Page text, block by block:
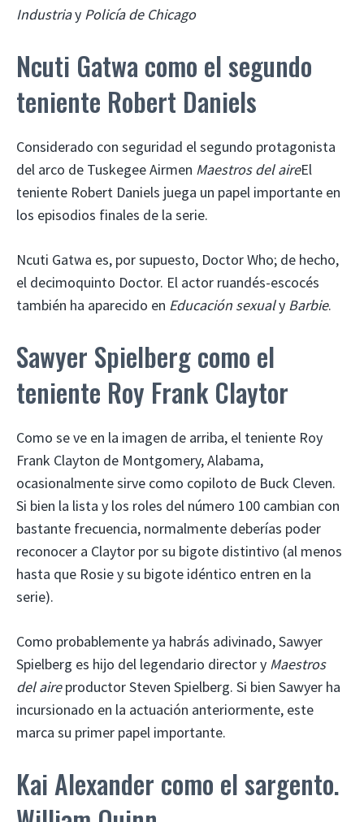
Industriay Policía de Chicago
Ncuti Gatwa como el segundo
teniente Robert Daniels
Considerado con seguridad el segundo protagonista
del arco de Tuskegee Airmen Maestros del aireEl
teniente Robert Daniels juega un papel importante en
los episodios finales de la serie.
Ncuti Gatwa es, por supuesto, Doctor Who; de hecho,
el decimoquinto Doctor. El actor ruandés-escocés
también ha aparecido en Educación sexualy Barbie.
Sawyer Spielberg como el
teniente Roy Frank Claytor
Como se ve en la imagen de arriba, el teniente Roy
Frank Clayton de Montgomery, Alabama,
ocasionalmente sirve como copiloto de Buck Cleven.
Si bien la lista y los roles del número 100 cambian con
bastante frecuencia, normalmente deberías poder
reconocer a Claytor por su bigote distintivo (al menos
hasta que Rosie y su bigote idéntico entren en la
serie).
Como probablemente ya habrás adivinado, Sawyer
Spielberg es hijo del legendario director y Maestros
del aireproductor Steven Spielberg. Si bien Sawyer ha
incursionado en la actuación anteriormente, este
marca su primer papel importante.
Kai Alexander como el sargento.